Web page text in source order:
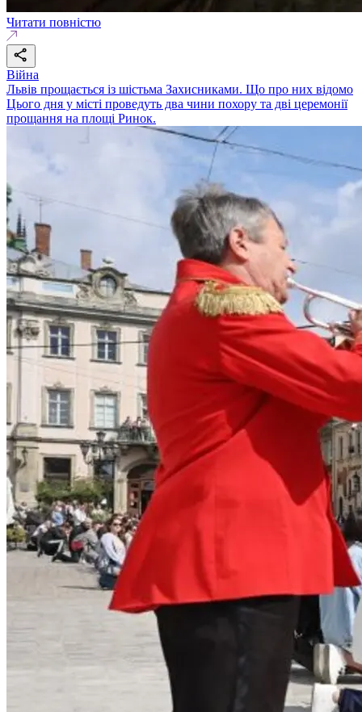
Читати повністю
Війна
Львів прощається із шістьма Захисниками. Що про них відомо
Цього дня у місті проведуть два чини похору та дві церемонії
прощання на площі Ринок.